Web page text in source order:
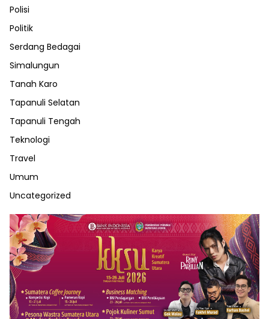
Polisi
Politik
Serdang Bedagai
Simalungun
Tanah Karo
Tapanuli Selatan
Tapanuli Tengah
Teknologi
Travel
Umum
Uncategorized